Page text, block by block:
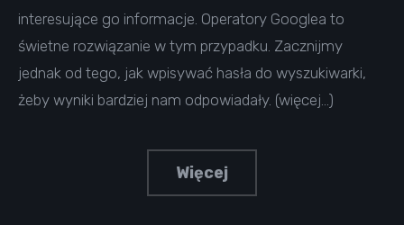
interesujące go informacje. Operatory Googlea to
świetne rozwiązanie w tym przypadku. Zacznijmy
jednak od tego, jak wpisywać hasła do wyszukiwarki,
żeby wyniki bardziej nam odpowiadały. (więcej…)
Więcej